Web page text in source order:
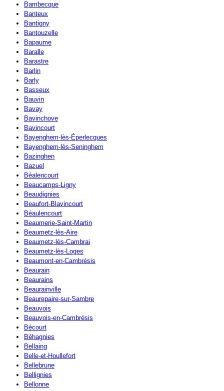
Bambecque
Banteux
Bantigny
Bantouzelle
Bapaume
Baralle
Barastre
Barlin
Barly
Basseux
Bauvin
Bavay
Bavinchove
Bavincourt
Bayenghem-lès-Éperlecques
Bayenghem-lès-Seninghem
Bazinghen
Bazuel
Béalencourt
Beaucamps-Ligny
Beaudignies
Beaufort-Blavincourt
Béaulencourt
Beaumerie-Saint-Martin
Beaumetz-lès-Aire
Beaumetz-lès-Cambrai
Beaumetz-lès-Loges
Beaumont-en-Cambrésis
Beaurain
Beaurains
Beaurainville
Beaurepaire-sur-Sambre
Beauvois
Beauvois-en-Cambrésis
Bécourt
Béhagnies
Bellaing
Belle-et-Houllefort
Bellebrune
Bellignies
Bellonne